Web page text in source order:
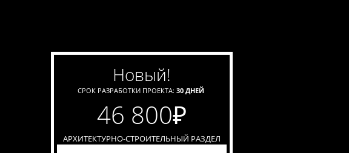
новый!
СРОК РАЗРАБОТКИ ПРОЕКТА: 30 ДНЕЙ
46 800₽
АРХИТЕКТУРНО-СТРОИТЕЛЬНЫЙ РАЗДЕЛ